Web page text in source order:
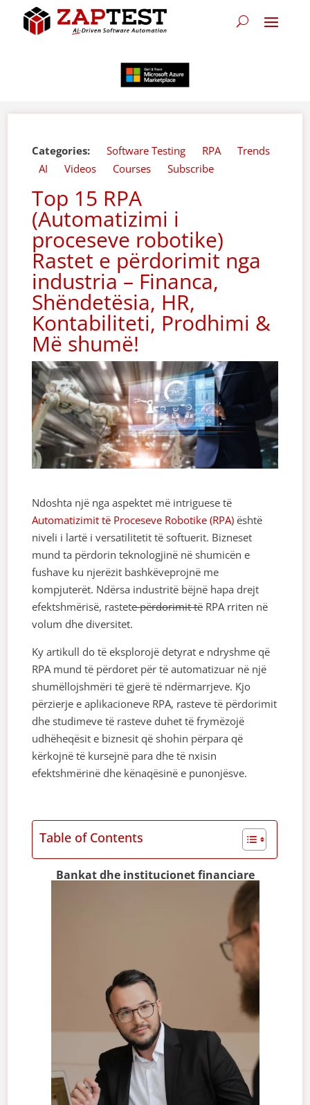
Categories: Software Testing RPA
Trends
AI
Videos Courses Subscribe
Top 15 RPA
(Automatizimi i
proceseve robotike)
Rastet e përdorimit nga
industria – Financa,
Shëndetësia, HR,
Kontabiliteti, Prodhimi &
Më shumë!
Ndoshta një nga aspektet më intriguese të
Automatizimit të Proceseve Robotike (RPA) është
niveli i lartë i versatilitetit të softuerit. Bizneset
mund ta përdorin teknologjinë në shumicën e
fushave ku njerëzit bashkëveprojnë me
kompjuterët. Ndërsa industritë bëjnë hapa drejt
efektshmërisë, rastete përdorimit tëRPA rriten në
volum dhe diversitet.
Ky artikull do të eksplorojë detyrat e ndryshme që
RPA mund të përdoret për të automatizuar në një
shumëllojshmëri të gjerë të ndërmarrjeve. Kjo
përzierje e aplikacioneve RPA, rasteve të përdorimit
dhe studimeve të rasteve duhet të frymëzojë
udhëheqësit e biznesit që shohin përpara që
kërkojnë të kursejnë para dhe të nxisin
efektshmërinë dhe kënaqësinë e punonjësve.
Table of Contents
Bankat dhe institucionet financiare